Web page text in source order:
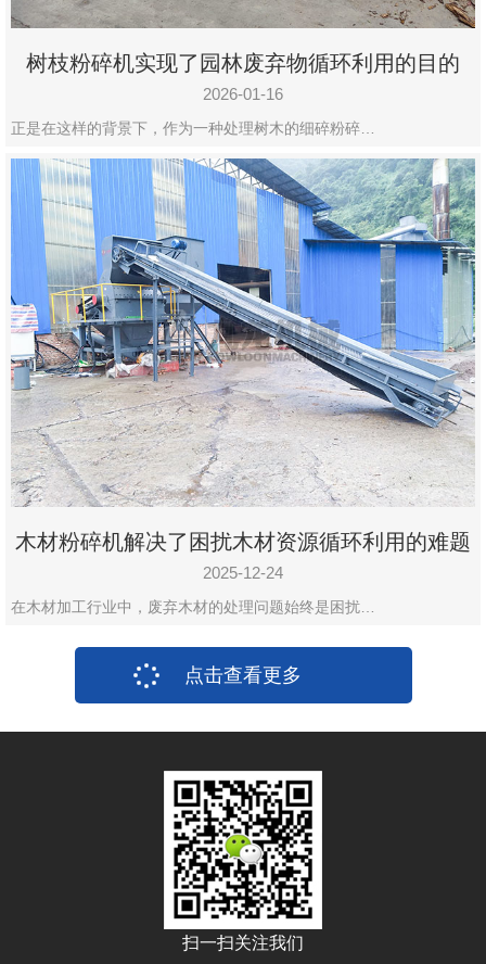
树枝粉碎机实现了园林废弃物循环利用的目的
2026-01-16
正是在这样的背景下，作为一种处理树木的细碎粉碎…
木材粉碎机解决了困扰木材资源循环利用的难题
2025-12-24
在木材加工行业中，废弃木材的处理问题始终是困扰…
点击查看更多
扫一扫关注我们